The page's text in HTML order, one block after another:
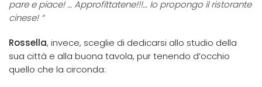
pare e piace! … Approfittatene!!!… Io propongo il ristorante
cinese! “
Rossella, invece, sceglie di dedicarsi allo studio della
sua città e alla buona tavola, pur tenendo d’occhio
quello che la circonda: